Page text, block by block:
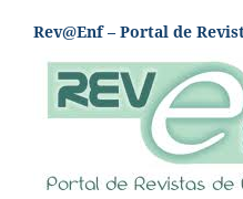
Rev@Enf – Portal de